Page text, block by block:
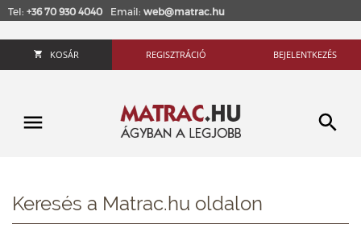
Tel: +36 70 930 4040 Email: web@matrac.hu
KOSÁR REGISZTRÁCIÓ BEJELENTKEZÉS
Keresés a Matrac.hu oldalon